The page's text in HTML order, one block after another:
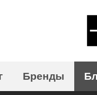
Бренды